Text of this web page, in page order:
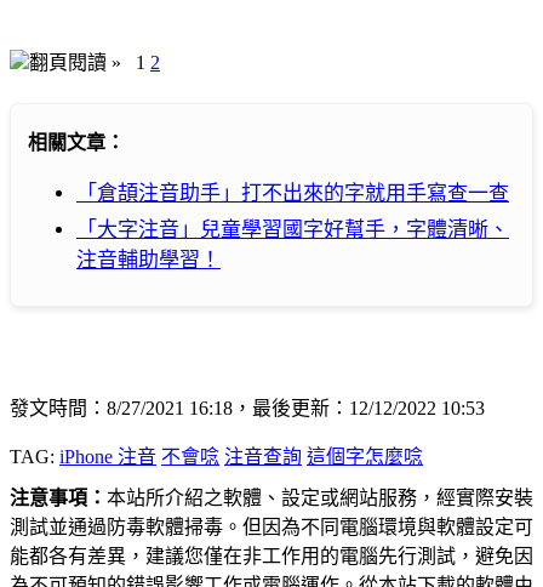
翻頁閱讀 » 1 2
相關文章：
「倉頡注音助手」打不出來的字就用手寫查一查
「大字注音」兒童學習國字好幫手，字體清晰、
注音輔助學習！
發文時間：8/27/2021 16:18，最後更新：12/12/2022 10:53
TAG: iPhone 注音 不會唸 注音查詢 這個字怎麼唸
注意事項： 本站所介紹之軟體、設定或網站服務，經實際安裝
測試並通過防毒軟體掃毒。但因為不同電腦環境與軟體設定可
能都各有差異，建議您僅在非工作用的電腦先行測試，避免因